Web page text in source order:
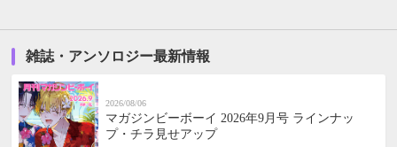
雑誌・アンソロジー最新情報
2026/08/06
マガジンビーボーイ 2026年9月号 ラインナッ
プ・チラ見せアップ